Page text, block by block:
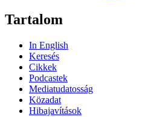
Tartalom
In English
Keresés
Cikkek
Podcastek
Mediatudatosság
Közadat
Hibajavítások